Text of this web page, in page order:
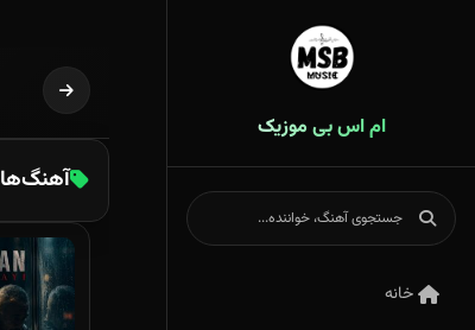
ام اس بی موزیک
خانه
آهنگ‌ها